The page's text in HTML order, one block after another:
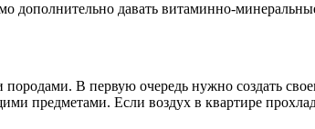
дополнительно давать витаминно-
В первую очередь нужно создать
предметами. Если воздух в квартире